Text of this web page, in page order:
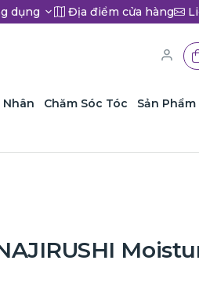
dụng Địa điểm cửa hàng
Nhân Chăm Sóc Tóc Sản